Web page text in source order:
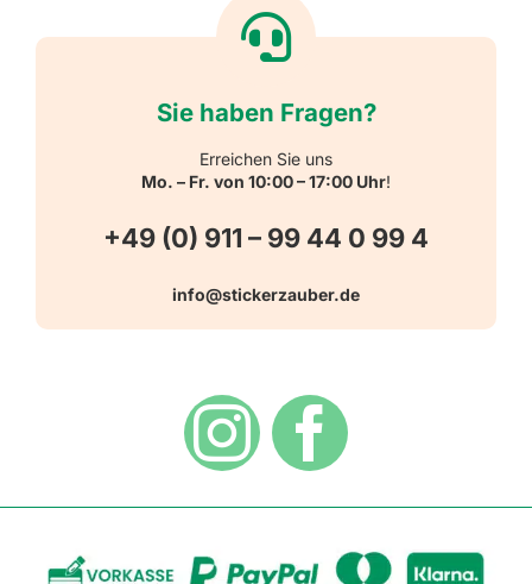
Reflektierende Aufkleber
Warn-, Gebots-, Verbots- und
Hinweisaufkleber
Versandarten
Widerrufsbelehrung
Sie haben Fragen?
Erreichen Sie uns
Mo. – Fr. von 10:00 – 17:00 Uhr!
+49 (0) 911 – 99 44 0 99 4
info@stickerzauber.de